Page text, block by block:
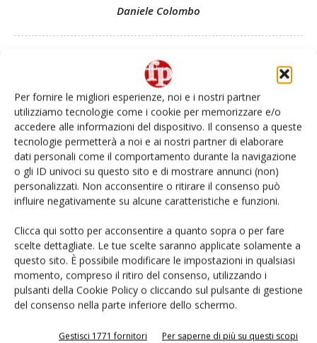
Per fornire le migliori esperienze, noi e i nostri partner
utilizziamo tecnologie come i cookie per memorizzare e/o
accedere alle informazioni del dispositivo. Il consenso a queste
tecnologie permetterà a noi e ai nostri partner di elaborare
dati personali come il comportamento durante la navigazione
o gli ID univoci su questo sito e di mostrare annunci (non)
personalizzati. Non acconsentire o ritirare il consenso può
influire negativamente su alcune caratteristiche e funzioni.
Clicca qui sotto per acconsentire a quanto sopra o per fare
scelte dettagliate. Le tue scelte saranno applicate solamente a
questo sito. È possibile modificare le impostazioni in qualsiasi
momento, compreso il ritiro del consenso, utilizzando i
pulsanti della Cookie Policy o cliccando sul pulsante di gestione
del consenso nella parte inferiore dello schermo.
Gestisci 1771 fornitori Per saperne di più su questi scopi
Daniele Colombo
Di più dello stesso autore
Apofruit, estate da record per il bio:
Canova e ViviToscano crescono a
doppia cifra
Non è una susina: è Metis… e può
rivoluzionare la categoria
Known-You Seed Europa e Consorzio
Dolce Passione puntano sull’innovazione
del cocomero